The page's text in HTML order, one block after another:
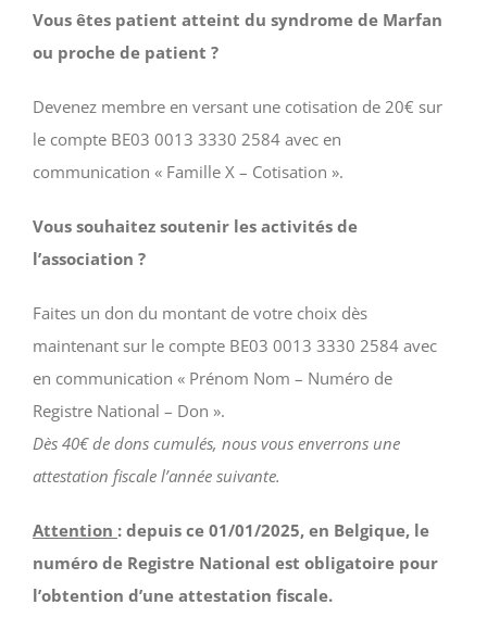
Vous êtes patient atteint du syndrome de Marfan
ou proche de patient ?
Devenez membre en versant une cotisation de 20€ sur
le compte BE03 0013 3330 2584 avec en
communication « Famille X – Cotisation ».
Vous souhaitez soutenir les activités de
l’association ?
Faites un don du montant de votre choix dès
maintenant sur le compte BE03 0013 3330 2584 avec
en communication « Prénom Nom – Numéro de
Registre National – Don ».
Dès 40€ de dons cumulés, nous vous enverrons une
attestation fiscale l’année suivante.
Attention : depuis ce 01/01/2025, en Belgique, le
numéro de Registre National est obligatoire pour
l’obtention d’une attestation fiscale.